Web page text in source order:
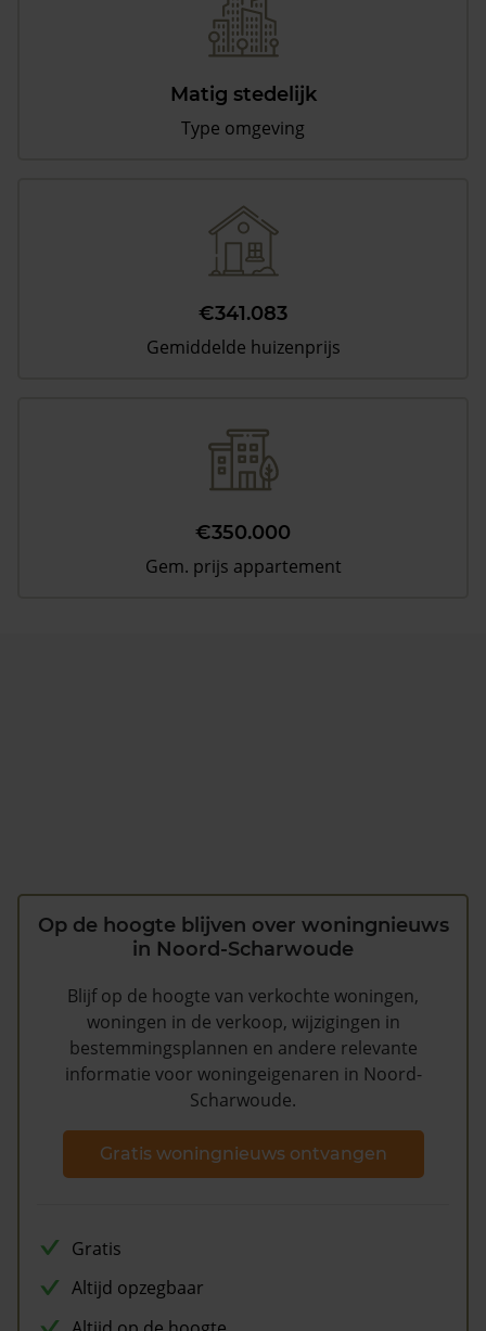
Matig stedelijk
Type omgeving
€341.083
Gemiddelde huizenprijs
€350.000
Gem. prijs appartement
Op de hoogte blijven over woningnieuws
in Noord-Scharwoude
Blijf op de hoogte van verkochte woningen,
woningen in de verkoop, wijzigingen in
bestemmingsplannen en andere relevante
informatie voor woningeigenaren in Noord-
Scharwoude.
Gratis woningnieuws ontvangen
Gratis
Altijd opzegbaar